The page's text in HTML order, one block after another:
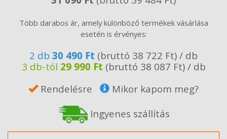
Több darabos ár, amely különböző termékek vásárlása
esetén is érvényes:
2 db 30 490 Ft (bruttó 38 722 Ft) / db
3 db-tól 29 990 Ft (bruttó 38 087 Ft) / db
Rendelésre
Mikor kapom meg?
Ingyenes szállítás